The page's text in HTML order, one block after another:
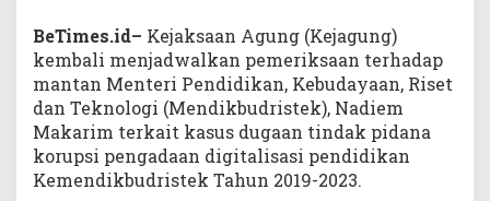
BeTimes.id– Kejaksaan Agung (Kejagung)
kembali menjadwalkan pemeriksaan terhadap
mantan Menteri Pendidikan, Kebudayaan, Riset
dan Teknologi (Mendikbudristek), Nadiem
Makarim terkait kasus dugaan tindak pidana
korupsi pengadaan digitalisasi pendidikan
Kemendikbudristek Tahun 2019-2023.